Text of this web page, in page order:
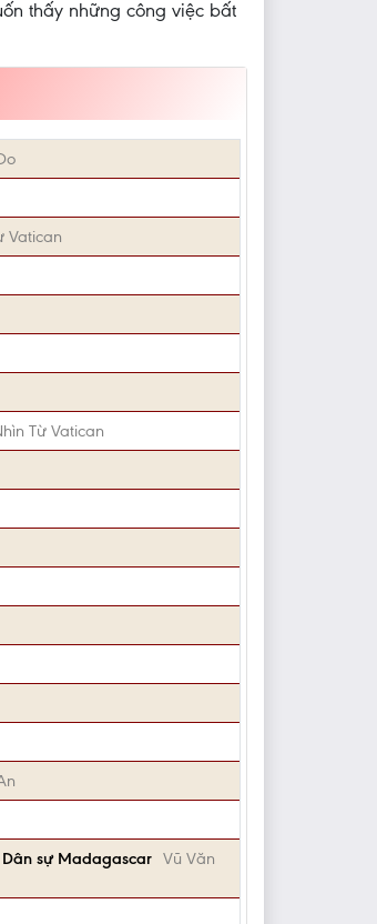
thấy những công việc bất
Vatican
Từ Vatican
sự Madagascar Vũ Văn